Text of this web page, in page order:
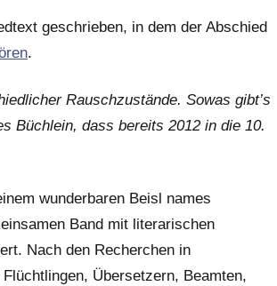
geschrieben, in dem der Abschied
.
Rauschzustände. Sowas gibt’s
Büchlein, dass bereits 2012 in die 10.
wunderbaren Beisl names
Band mit literarischen
Nach den Recherchen in
Übersetzern, Beamten,